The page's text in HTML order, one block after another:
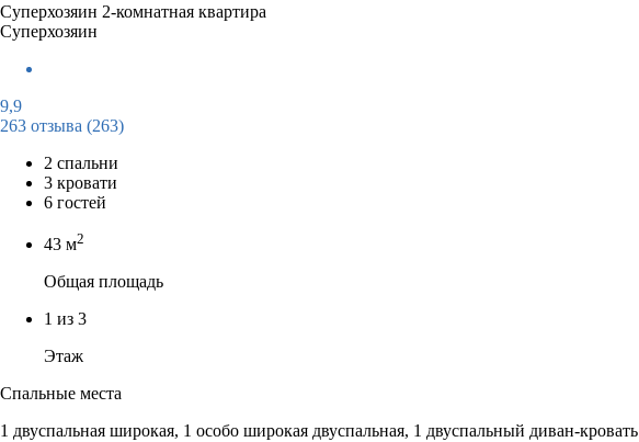
Суперхозяин 2-комнатная квартира
Суперхозяин
9,9
263 отзыва (263)
2 спальни
3 кровати
6 гостей
43 м2
Общая площадь
1 из 3
Этаж
Спальные места
1 двуспальная широкая, 1 особо широкая двуспальная, 1 двуспальный диван-кровать